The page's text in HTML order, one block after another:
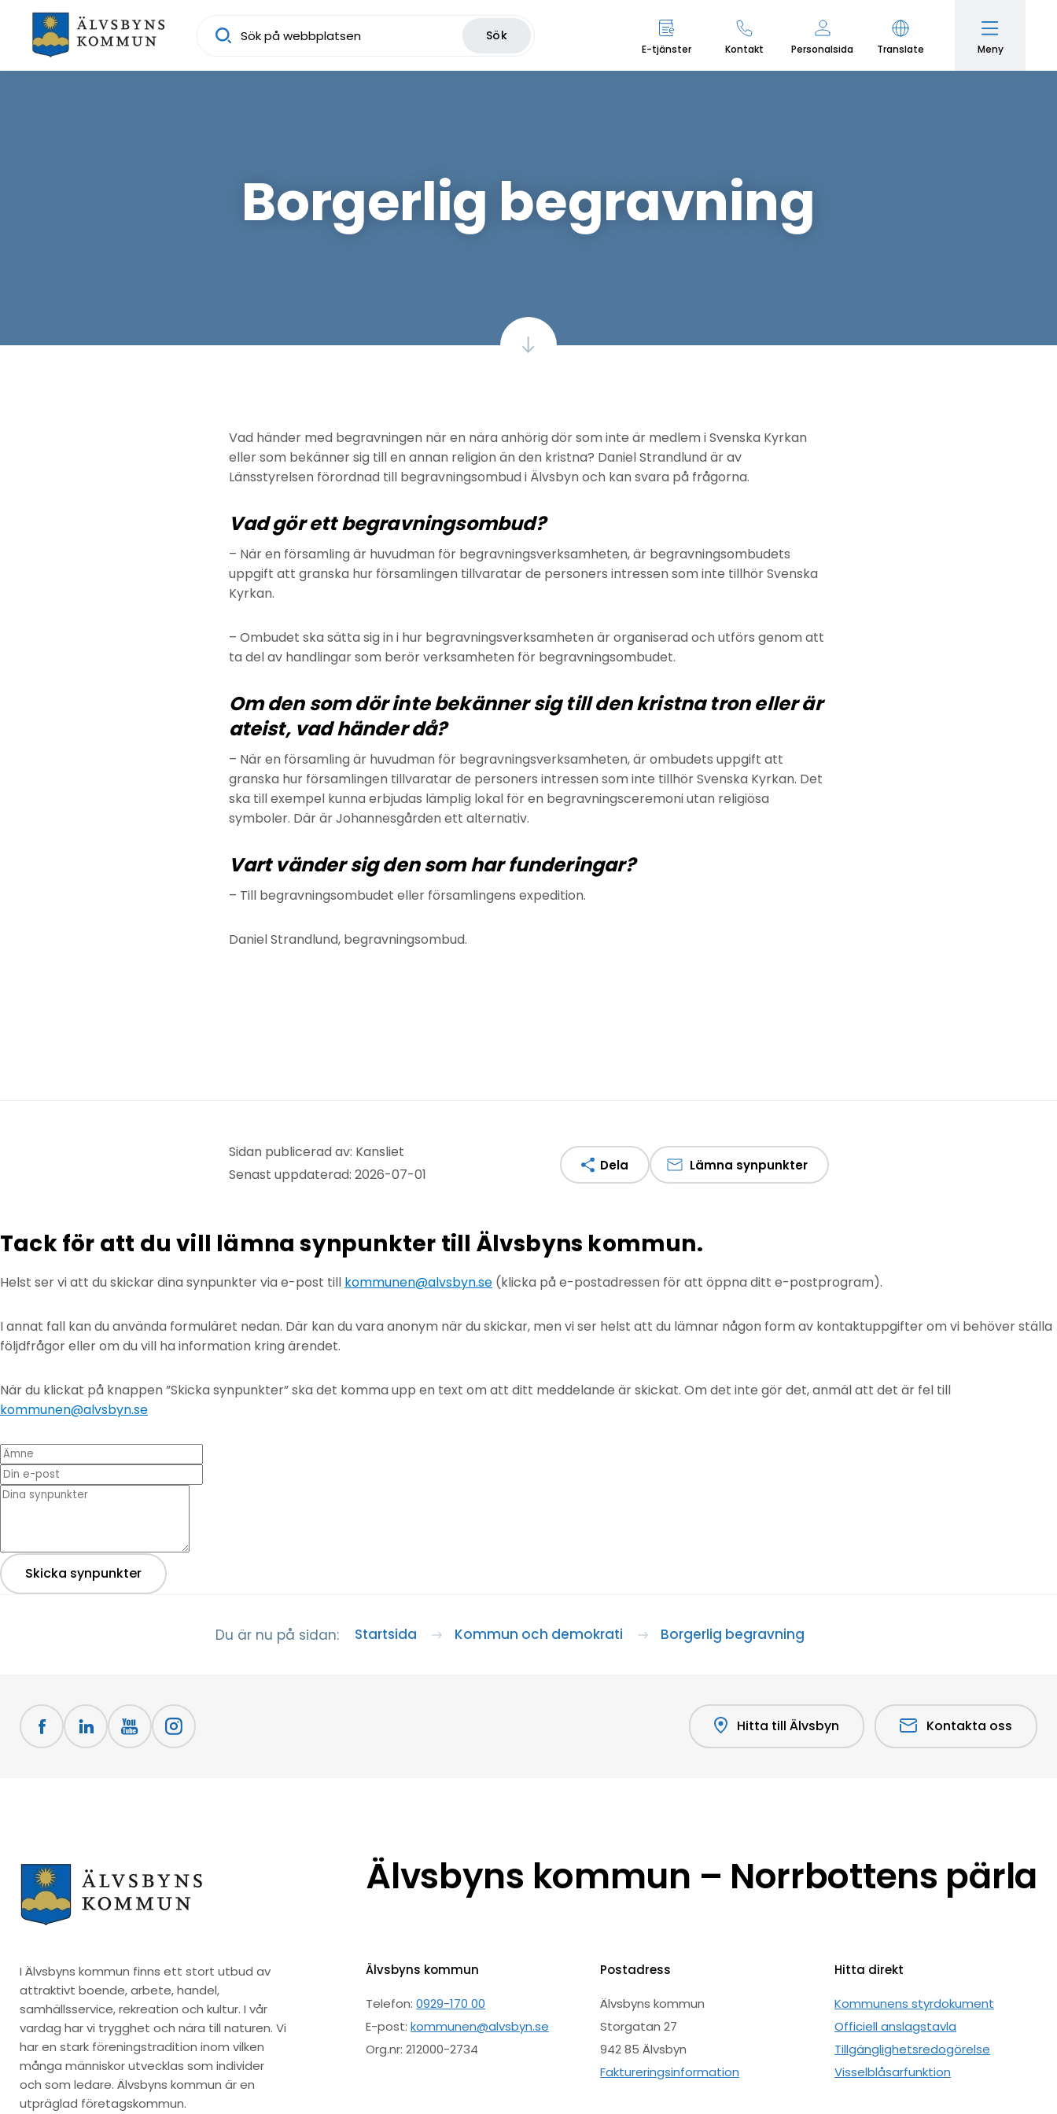
Sök
E-tjänster Kontakt Personalsida Translate Meny
Borgerlig begravning
Vad händer med begravningen när en nära anhörig dör som inte är medlem i Svenska Kyrkan
eller som bekänner sig till en annan religion än den kristna? Daniel Strandlund är av
Länsstyrelsen förordnad till begravningsombud i Älvsbyn och kan svara på frågorna.
Vad gör ett begravningsombud?
– När en församling är huvudman för begravningsverksamheten, är begravningsombudets
uppgift att granska hur församlingen tillvaratar de personers intressen som inte tillhör Svenska
Kyrkan.
– Ombudet ska sätta sig in i hur begravningsverksamheten är organiserad och utförs genom att
ta del av handlingar som berör verksamheten för begravningsombudet.
Om den som dör inte bekänner sig till den kristna tron eller är
ateist, vad händer då?
– När en församling är huvudman för begravningsverksamheten, är ombudets uppgift att
granska hur församlingen tillvaratar de personers intressen som inte tillhör Svenska Kyrkan. Det
ska till exempel kunna erbjudas lämplig lokal för en begravningsceremoni utan religiösa
symboler. Där är Johannesgården ett alternativ.
Vart vänder sig den som har funderingar?
– Till begravningsombudet eller församlingens expedition.
Daniel Strandlund, begravningsombud.
Sidan publicerad av: Kansliet
Senast uppdaterad: 2026-07-01
Dela Lämna synpunkter
Tack för att du vill lämna synpunkter till Älvsbyns kommun.
Helst ser vi att du skickar dina synpunkter via e-post till kommunen@alvsbyn.se (klicka på e-postadressen för att öppna ditt e-postprogram).
I annat fall kan du använda formuläret nedan. Där kan du vara anonym när du skickar, men vi ser helst att du lämnar någon form av kontaktuppgifter om vi behöver ställa
följdfrågor eller om du vill ha information kring ärendet.
När du klickat på knappen ”Skicka synpunkter” ska det komma upp en text om att ditt meddelande är skickat. Om det inte gör det, anmäl att det är fel till
kommunen@alvsbyn.se
Ämne
Din e-post
* Dina synpunkter
Skicka synpunkter
Du är nu på sidan: Startsida Kommun och demokrati Borgerlig begravning
Hitta till Älvsbyn Kontakta oss
I Älvsbyns kommun finns ett stort utbud av
attraktivt boende, arbete, handel,
samhällsservice, rekreation och kultur. I vår
vardag har vi trygghet och nära till naturen. Vi
har en stark föreningstradition inom vilken
många människor utvecklas som individer
och som ledare. Älvsbyns kommun är en
utpräglad företagskommun.
Älvsbyns kommun – Norrbottens pärla
Älvsbyns kommun
Telefon:0929-170 00
E-post:kommunen@alvsbyn.se
Org.nr: 212000-2734
Postadress
Älvsbyns kommun
Storgatan 27
942 85 Älvsbyn
Faktureringsinformation
Hitta direkt
Kommunens styrdokument
Officiell anslagstavla
Tillgänglighetsredogörelse
Visselblåsarfunktion